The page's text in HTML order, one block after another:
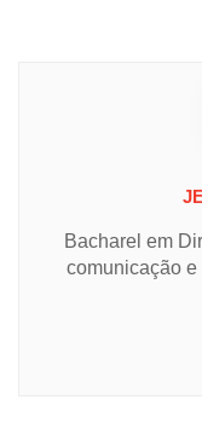
Bacharel em
comunicação e